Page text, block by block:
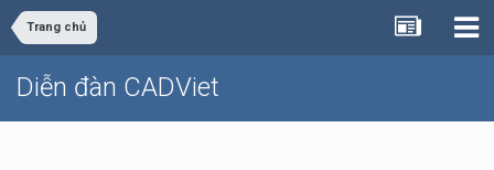
Trang chủ
Diễn đàn CADViet